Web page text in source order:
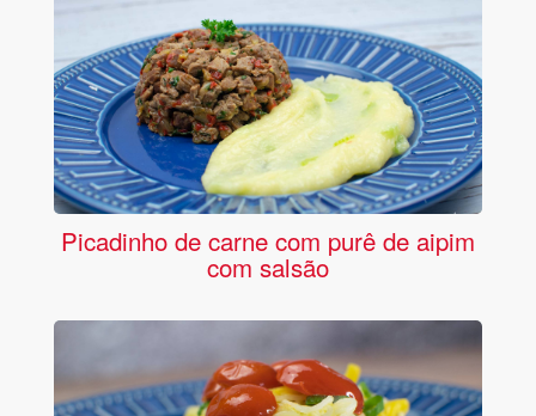
Picadinho de carne com purê de aipim
com salsão